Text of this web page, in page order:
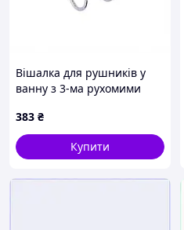
Вішалка для рушників у
ванну з 3-ма рухомими
(LL1417) 3A54A2227H
383 ₴
Купити